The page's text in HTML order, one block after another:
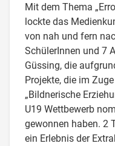
Mit dem Thema
lockte das
von nah und fern
SchülerInnen und 7
Güssing, die
Projekte, die im
„Bildnerische
U19 Wettbewerb
gewonnen haben. 2
ein Erlebnis der